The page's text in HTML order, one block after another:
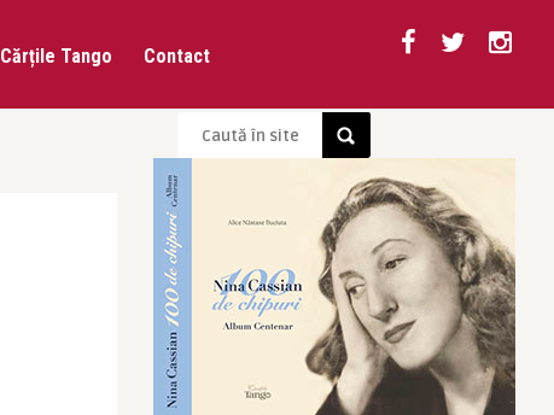
Cărțile Tango Contact